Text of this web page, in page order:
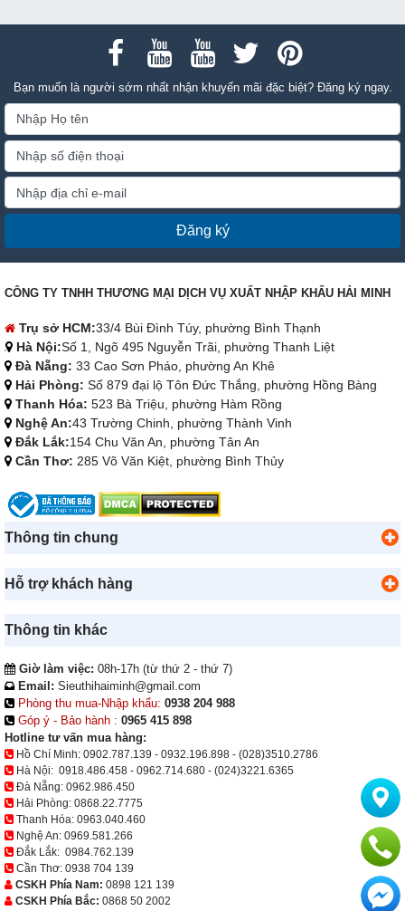
Bạn muốn là người sớm nhất nhận khuyến mãi đặc biệt? Đăng ký ngay.
Đăng ký
CÔNG TY TNHH THƯƠNG MẠI DỊCH VỤ XUẤT NHẬP KHẨU HẢI MINH
Trụ sở HCM:33/4 Bùi Đình Túy, phường Bình Thạnh
Hà Nội:Số 1, Ngõ 495 Nguyễn Trãi, phường Thanh Liệt
Đà Nẵng: 33 Cao Sơn Pháo, phường An Khê
Hải Phòng: Số 879 đại lộ Tôn Đức Thắng, phường Hồng Bàng
Thanh Hóa: 523 Bà Triệu, phường Hàm Rồng
Nghệ An:43 Trường Chinh, phường Thành Vinh
Đắk Lắk:154 Chu Văn An, phường Tân An
Cần Thơ: 285 Võ Văn Kiệt, phường Bình Thủy
Thông tin chung
Hỗ trợ khách hàng
Thông tin khác
Giờ làm việc: 08h-17h (từ thứ 2 - thứ 7)
Email: Sieuthihaiminh@gmail.com
Phòng thu mua-Nhập khẩu: 0938 204 988
Góp ý - Bảo hành : 0965 415 898
Hotline tư vấn mua hàng:
Hồ Chí Minh: 0902.787.139 - 0932.196.898 - (028)3510.2786
Hà Nội: 0918.486.458 - 0962.714.680 - (024)3221.6365
Đà Nẵng: 0962.986.450
Hải Phòng: 0868.22.7775
Thanh Hóa: 0963.040.460
Nghệ An: 0969.581.266
Đắk Lắk: 0984.762.139
Cần Thơ: 0938 704 139
CSKH Phía Nam: 0898 121 139
CSKH Phía Bắc: 0868 50 2002